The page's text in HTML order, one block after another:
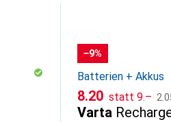
−9%
Batterien + Akkus
CHF
8.20 stattCHF
9.–
Varta